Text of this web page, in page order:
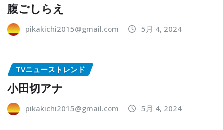
腹ごしらえ
pikakichi2015@gmail.com 5月 4, 2024
TVニューストレンド
小田切アナ
pikakichi2015@gmail.com 5月 4, 2024